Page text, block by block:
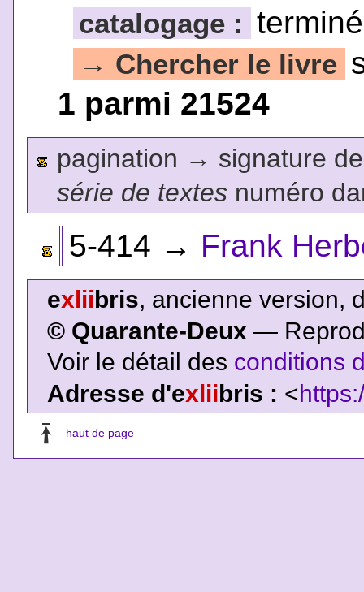
catalogage : terminé
→ Chercher le livre
1 parmi 21524
pagination → signature
série de textesnuméro
5-414 → Frank
exliibris, ancienne version,
© Quarante-Deux —
Voir le détail des conditions
Adresse d'exliibris : <
haut de page